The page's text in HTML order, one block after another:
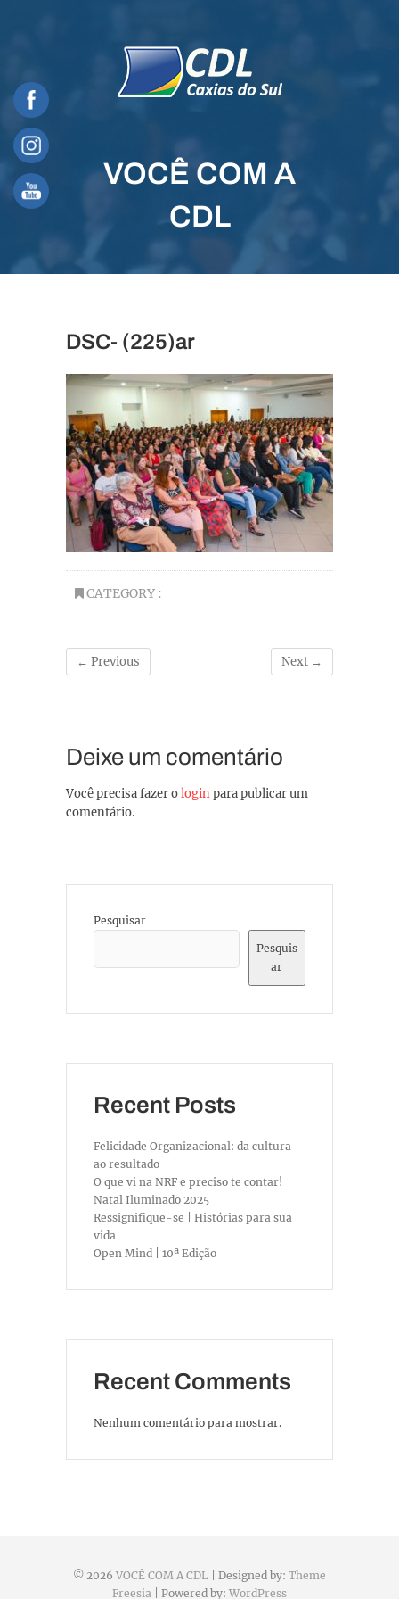
VOCÊ COM A
CDL
DSC- (225)ar
CATEGORY :
← Previous Next →
Deixe um comentário
Você precisa fazer ologinpara publicar um
comentário.
Pesquisar
Pesquis
ar
Recent Posts
Felicidade Organizacional: da cultura
ao resultado
O que vi na NRF e preciso te contar!
Natal Iluminado 2025
Ressignifique-se | Histórias para sua
vida
Open Mind | 10ª Edição
Recent Comments
Nenhum comentário para mostrar.
© 2026 VOCÊ COM A CDL | Designed by: Theme
Freesia | Powered by: WordPress